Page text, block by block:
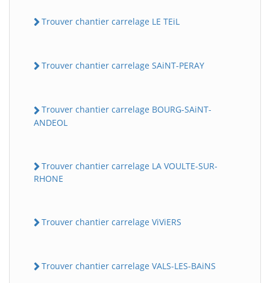
Trouver chantier carrelage LE TEiL
Trouver chantier carrelage SAiNT-PERAY
Trouver chantier carrelage BOURG-SAiNT-
ANDEOL
Trouver chantier carrelage LA VOULTE-SUR-
RHONE
Trouver chantier carrelage ViViERS
Trouver chantier carrelage VALS-LES-BAiNS